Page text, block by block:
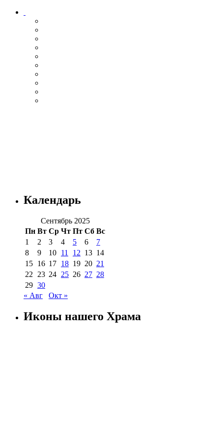
Календарь
Сентябрь 2025
Пн Вт Ср Чт Пт Сб Вс
1
2 3 4 5 6
7
8
9 10 11 12 13 14
15 16 17 18 19 20 21
22
23 24 25 26 27 28
29 30
« Авг
Окт »
Иконы нашего Храма